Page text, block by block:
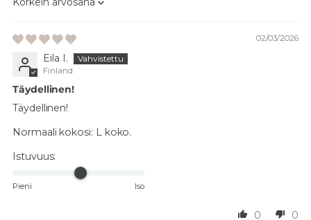
Sort by
02/03/2026
Eila I.
Finland
Täydellinen!
Täydellinen!
Normaali kokosi: L koko.
Istuvuus:
Pieni Iso
0 0